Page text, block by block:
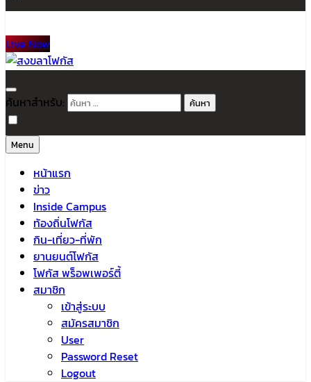
Live Now
สงขลาโฟกัส
ติดตามข่าวสาร ภาคใต้ หาดใหญ่และสงขลา จากสำนักข่าวโฟกัส
ค้นหาสำหรับ:
Menu
หน้าแรก
ข่าว
Inside Campus
ท้องถิ่นโฟกัส
กิน-เที่ยว-ที่พัก
ยานยนต์โฟกัส
โฟกัส พร็อพเพอร์ตี้
สมาชิก
เข้าสู่ระบบ
สมัครสมาชิก
User
Password Reset
Logout